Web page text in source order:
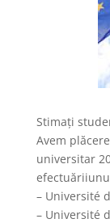
Stimaţi
Avem
universitar
– Université
– Université